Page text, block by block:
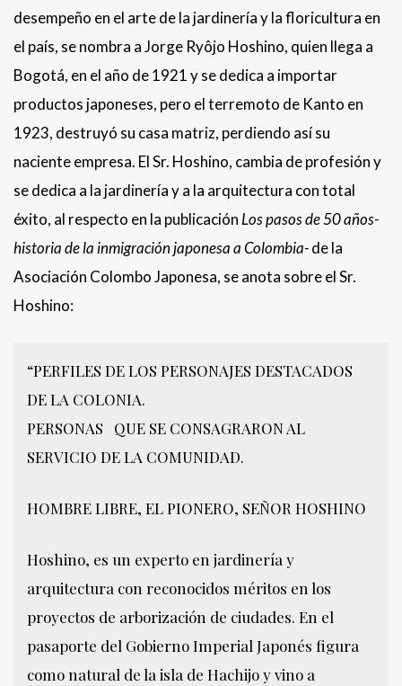
desempeño en el arte de la jardinería y la floricultura en
el país, se nombra a Jorge Ryôjo Hoshino, quien llega a
Bogotá, en el año de 1921 y se dedica a importar
productos japoneses, pero el terremoto de Kanto en
1923, destruyó su casa matriz, perdiendo así su
naciente empresa. El Sr. Hoshino, cambia de profesión y
se dedica a la jardinería y a la arquitectura con total
éxito, al respecto en la publicación Los pasos de 50 años-
historia de la inmigración japonesa a Colombia-de la
Asociación Colombo Japonesa, se anota sobre el Sr.
Hoshino:
“PERFILES DE LOS PERSONAJES DESTACADOS
DE LA COLONIA.
PERSONAS QUE SE CONSAGRARON AL
SERVICIO DE LA COMUNIDAD.
HOMBRE LIBRE, EL PIONERO, SEÑOR HOSHINO
Hoshino, es un experto en jardinería y
arquitectura con reconocidos méritos en los
proyectos de arborización de ciudades. En el
pasaporte del Gobierno Imperial Japonés figura
como natural de la isla de Hachijo y vino a